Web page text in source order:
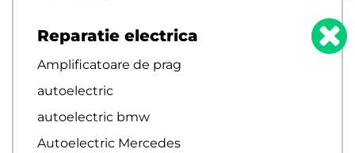
Reparatie electrica
Amplificatoare de prag
autoelectric
autoelectric bmw
Autoelectric Mercedes